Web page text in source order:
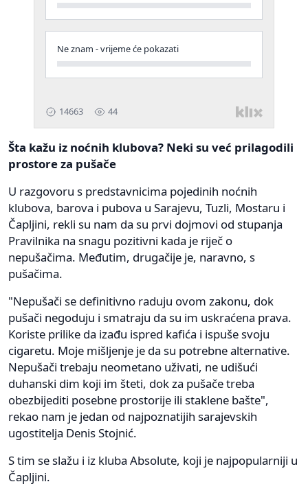
Šta kažu iz noćnih klubova? Neki su već prilagodili
prostore za pušače
U razgovoru s predstavnicima pojedinih noćnih
klubova, barova i pubova u Sarajevu, Tuzli, Mostaru i
Čapljini, rekli su nam da su prvi dojmovi od stupanja
Pravilnika na snagu pozitivni kada je riječ o
nepušačima. Međutim, drugačije je, naravno, s
pušačima.
"Nepušači se definitivno raduju ovom zakonu, dok
pušači negoduju i smatraju da su im uskraćena prava.
Koriste prilike da izađu ispred kafića i ispuše svoju
cigaretu. Moje mišljenje je da su potrebne alternative.
Nepušači trebaju neometano uživati, ne udišući
duhanski dim koji im šteti, dok za pušače treba
obezbijediti posebne prostorije ili staklene bašte",
rekao nam je jedan od najpoznatijih sarajevskih
ugostitelja Denis Stojnić.
S tim se slažu i iz kluba Absolute, koji je najpopularniji u
Čapljini.